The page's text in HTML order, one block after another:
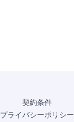
契約条件
プライバシーポリシー